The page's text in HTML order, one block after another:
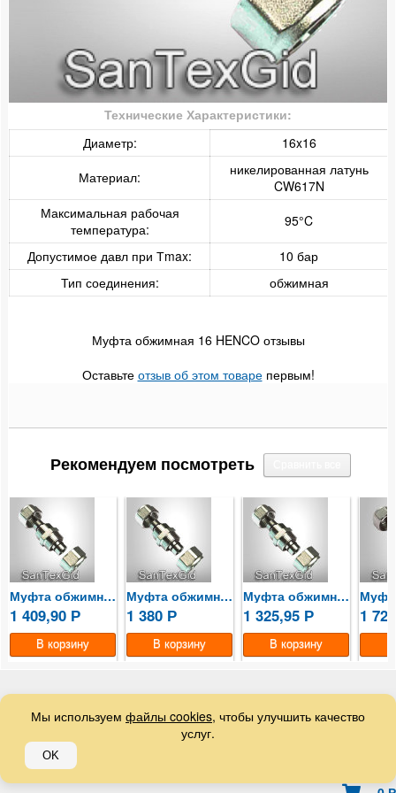
Радиаторы отопления
Коллекторные группы
Насосные группы
Контрольно-измерительные приборы и автоматика
Водонагреватели
Бойлеры косвенного нагрева
Баки мембранные
Краны шаровые и вентили
Регулирующая арматура
Система контроля протечки воды
Насосное оборудование
Счетчики
Фильтры
Котлы
Теплые полы
Конвекторы
Технические Характеристики:
Диаметр:
16x16
Материал:
никелированная латунь
CW617N
Максимальная рабочая
температура:
95°C
Допустимое давл при Тmax:
10 бар
Тип соединения:
обжимная
Муфта обжимная 16 HENCO отзывы
Оставьте отзыв об этом товарепервым!
Рекомендуем посмотреть
Муфта обжимная 32 HENCO
1 409,90 Р
Муфта обжимная 26 HENCO
1 380 Р
Муфта обжимная 20 HENCO
1 325,95 Р 1
© 2026Сантех Гид
Мы используем файлы cookies, чтобы улучшить качество
услуг.
OK